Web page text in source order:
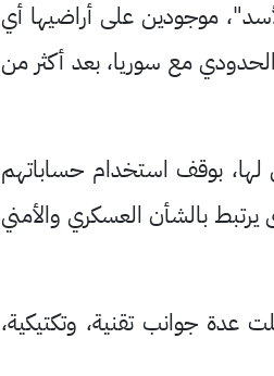
موجودين على أراضيها أي
مع سوريا، بعد أكثر من
لها، بوقف استخدام حساباتهم
بالشأن العسكري والأمني
عدة جوانب تقنية، وتكتيكية،